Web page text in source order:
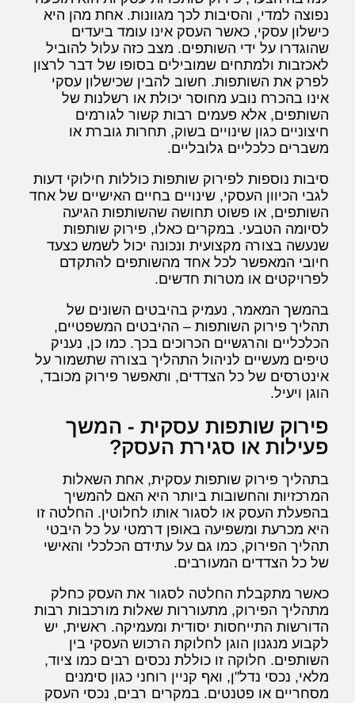
נפוצה למדי, והסיבות לכך מגוונות. אחת מהן היא
כישלון עסקי, כאשר העסק אינו עומד ביעדים
שהוגדרו על ידי השותפים. מצב כזה עלול להוביל
לאכזבות ולמתחים שמובילים בסופו של דבר לרצון
לפרק את השותפות. חשוב להבין שכישלון עסקי
אינו בהכרח נובע מחוסר יכולת או רשלנות של
השותפים, אלא פעמים רבות קשור לגורמים
חיצוניים כגון שינויים בשוק, תחרות גוברת או
משברים כלכליים גלובליים.
סיבות נוספות לפירוק שותפות כוללות חילוקי דעות
לגבי הכיוון העסקי, שינויים בחיים האישיים של אחד
השותפים, או פשוט תחושה שהשותפות הגיעה
לסיומה הטבעי. במקרים כאלו, פירוק שותפות
שנעשה בצורה מקצועית ונכונה יכול לשמש כצעד
חיובי המאפשר לכל אחד מהשותפים להתקדם
לפרויקטים או מטרות חדשים.
בהמשך המאמר, נעמיק בהיבטים השונים של
תהליך פירוק השותפות – ההיבטים המשפטיים,
הכלכליים והרגשיים הכרוכים בכך. כמו כן, נעניק
טיפים מעשיים לניהול התהליך בצורה שתשמור על
אינטרסים של כל הצדדים, ותאפשר פירוק מכובד,
הוגן ויעיל.
פירוק שותפות עסקית - המשך
פעילות או סגירת העסק?
בתהליך פירוק שותפות עסקית, אחת השאלות
המרכזיות והחשובות ביותר היא האם להמשיך
בהפעלת העסק או לסגור אותו לחלוטין. החלטה זו
היא מכרעת ומשפיעה באופן דרמטי על כל היבטי
תהליך הפירוק, כמו גם על עתידם הכלכלי והאישי
של כל הצדדים המעורבים.
כאשר מתקבלת החלטה לסגור את העסק כחלק
מתהליך הפירוק, מתעוררות שאלות מורכבות רבות
הדורשות התייחסות יסודית ומעמיקה. ראשית, יש
לקבוע מנגנון הוגן לחלוקת הרכוש העסקי בין
השותפים. חלוקה זו כוללת נכסים רבים כמו ציוד,
מלאי, נכסי נדל"ן, ואף קניין רוחני כגון סימנים
מסחריים או פטנטים. במקרים רבים, נכסי העסק